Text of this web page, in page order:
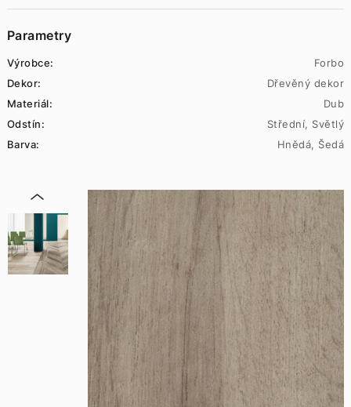
Parametry
Výrobce:
Forbo
Dekor:
Dřevěný dekor
Materiál:
Dub
Odstín:
Střední, Světlý
Barva:
Hnědá, Šedá